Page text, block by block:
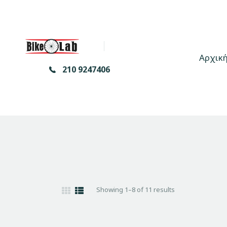
210 9247406
Αρχική
Showing 1–8 of 11 results